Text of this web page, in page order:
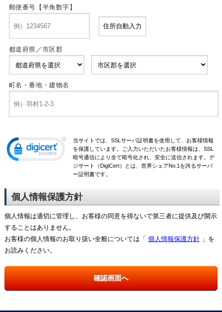
郵便番号【半角数字】
都道府県／市区郡
町名・番地・建物名
当サイトでは、SSLサーバ証明書を使用して、お客様情報
を保護しています。ご入力いただいたお客様情報は、SSL
暗号通信により全て暗号化され、安全に送信されます。デ
ジサート（DigiCert）とは、世界シェアNo.1を誇るサーバ
ー証明書です。
個人情報保護方針
個人情報は適切に管理し、お客様の同意を得ないで第三者に提供及び開示
することはありません。
お客様の個人情報のお取り扱い全般については「 個人情報保護方針」を
お読みください。